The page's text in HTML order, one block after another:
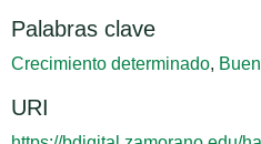
Palabras clave
Crecimiento determinado,
URI